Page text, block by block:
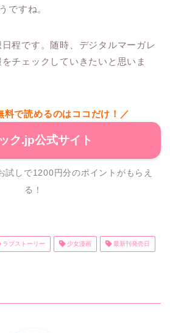
ですね。
程です。随時、デジタルマーガレ
チェックしていきたいと思いま
料で読めるのはココだけ！／
ク.jp公式サイト
しで1200円分のポイントがもらえ
る！
ラブストーリー 少女漫画 最新刊発売日